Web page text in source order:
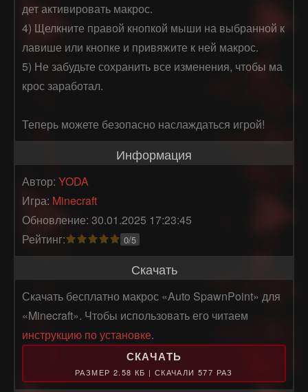
дет активировать макрос.
4) Щелкните правой кнопкой мыши на выбранной к
лавише или кнопке и привяжите к ней макрос.
5) Не забудьте сохранить все изменения, чтобы ма
крос заработал.
Теперь можете безопасно наслаждаться игрой!
Информация
Автор: YODA
Игра: Minecraft
Обновление: 30.01.2025 17:23:45
Рейтинг:
0/5
Скачать
Скачать бесплатно макрос «Auto SpawnPoint» для
«Minecraft». Чтобы использовать его читаем
инструкцию по установке.
СКАЧАТЬ
РАЗМЕР 2.58 КБ | СКАЧАЛИ 577 РАЗ